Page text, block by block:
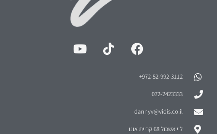
972-52-992-3112⁩+
072-2423333
dannyv@vidis.co.il
לוי אשכול 68 קריית אונו